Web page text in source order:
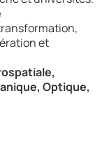
et
Optique,